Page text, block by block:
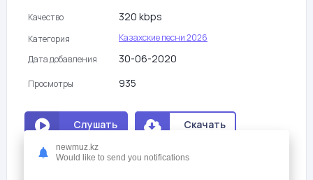
Качество 320 kbps
Категория
Казахские песни 2026
Дата добавления
30-06-2020
Просмотры 935
Слушать Скачать
Мне нравится 0
newmuz.kz
Would like to send you notifications